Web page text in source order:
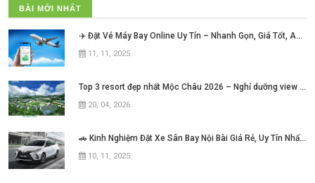
BÀI MỚI NHẤT
✈️ Đặt Vé Máy Bay Online Uy Tín – Nhanh Gọn, Giá Tốt, An Tâm Mỗi Hành Trình!
11, 11, 2025.
Top 3 resort đẹp nhất Mộc Châu 2026 – Nghỉ dưỡng view núi cực chill không thể bỏ lỡ
20, 04, 2026.
🚗 Kinh Nghiệm Đặt Xe Sân Bay Nội Bài Giá Rẻ, Uy Tín Nhất Hiện Nay
10, 11, 2025.